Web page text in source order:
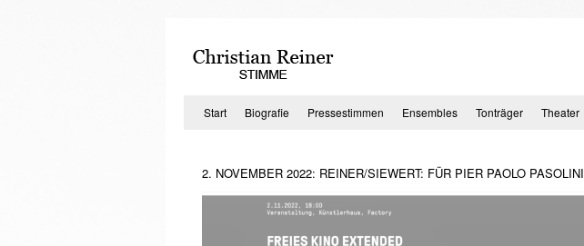
springen
Start Biografie Pressestimmen Ensembles Tonträger Theater
2. NOVEMBER 2022: REINER/SIEWERT: FÜR PIER PAOLO PASOLINI